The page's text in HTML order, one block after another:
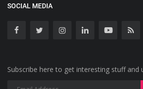
SOCIAL MEDIA
Subscribe here to get interesting stuff and